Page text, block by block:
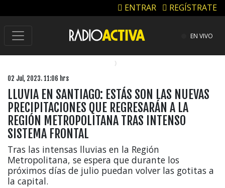
ENTRAR REGÍSTRATE
EN VIVO
02 Jul, 2023. 11:06 hrs
LLUVIA EN SANTIAGO: ESTÁS SON LAS NUEVAS
PRECIPITACIONES QUE REGRESARÁN A LA
REGIÓN METROPOLITANA TRAS INTENSO
SISTEMA FRONTAL
Tras las intensas lluvias en la Región
Metropolitana, se espera que durante los
próximos días de julio puedan volver las gotitas a
la capital.